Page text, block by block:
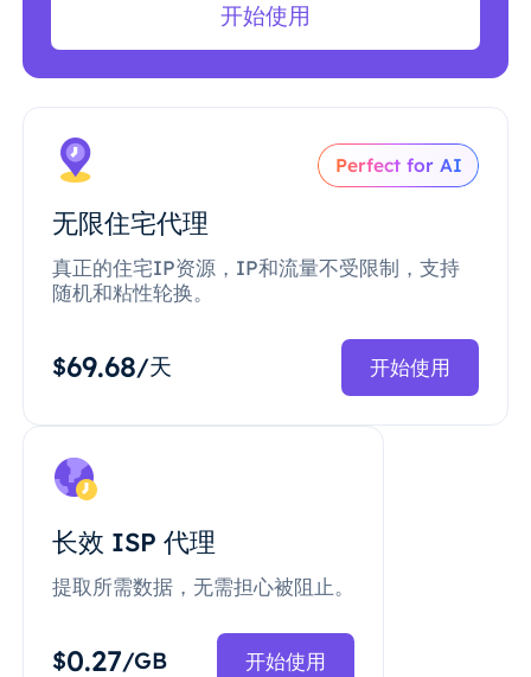
开始使用
Perfect for AI
无限住宅代理
真正的住宅IP资源，IP和流量不受限制，支持
随机和粘性轮换。
$69.68/天 开始使用
长效 ISP 代理
提取所需数据，无需担心被阻止。
$0.27/GB 开始使用